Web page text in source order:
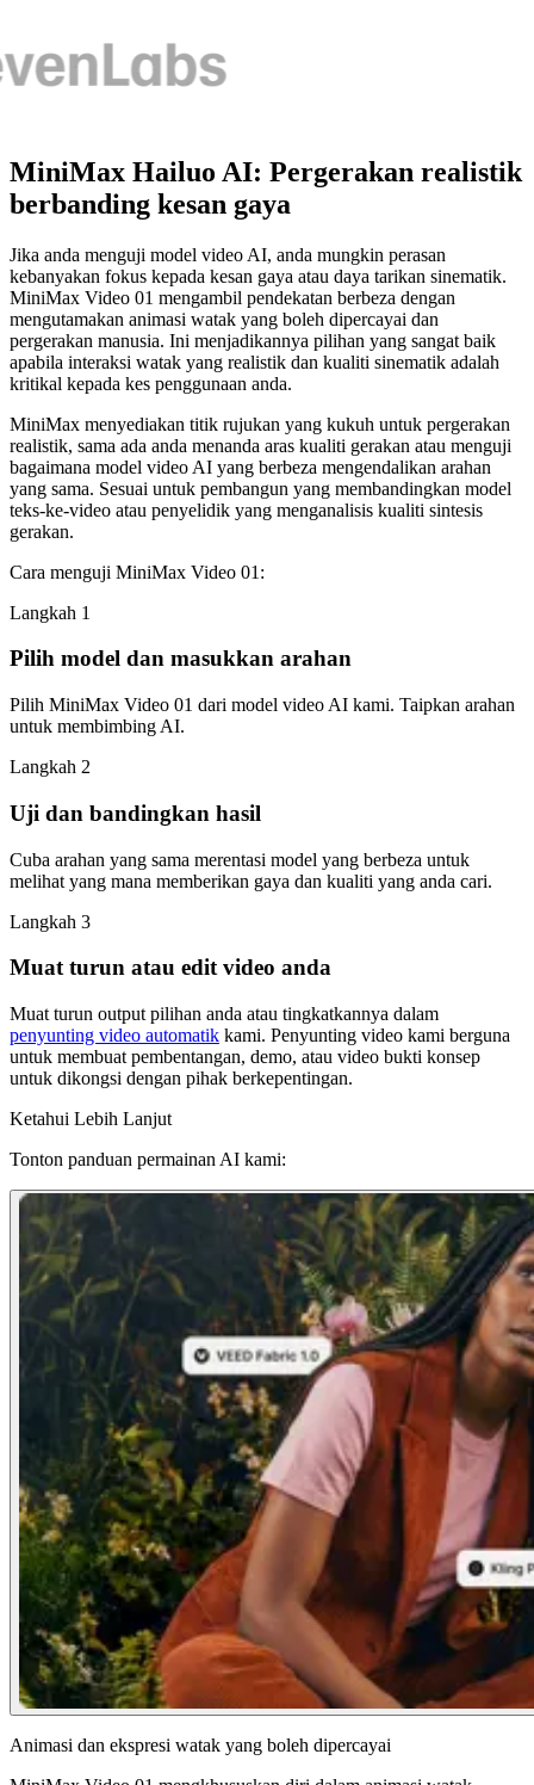
MiniMax Hailuo AI: Pergerakan realistik
berbanding kesan gaya
Jika anda menguji model video AI, anda mungkin perasan
kebanyakan fokus kepada kesan gaya atau daya tarikan sinematik.
MiniMax Video 01 mengambil pendekatan berbeza dengan
mengutamakan animasi watak yang boleh dipercayai dan
pergerakan manusia. Ini menjadikannya pilihan yang sangat baik
apabila interaksi watak yang realistik dan kualiti sinematik adalah
kritikal kepada kes penggunaan anda.
MiniMax menyediakan titik rujukan yang kukuh untuk pergerakan
realistik, sama ada anda menanda aras kualiti gerakan atau menguji
bagaimana model video AI yang berbeza mengendalikan arahan
yang sama. Sesuai untuk pembangun yang membandingkan model
teks-ke-video atau penyelidik yang menganalisis kualiti sintesis
gerakan.
Cara menguji MiniMax Video 01:
Langkah 1
Pilih model dan masukkan arahan
Pilih MiniMax Video 01 dari model video AI kami. Taipkan arahan
untuk membimbing AI.
Langkah 2
Uji dan bandingkan hasil
Cuba arahan yang sama merentasi model yang berbeza untuk
melihat yang mana memberikan gaya dan kualiti yang anda cari.
Langkah 3
Muat turun atau edit video anda
Muat turun output pilihan anda atau tingkatkannya dalam
penyunting video automatik kami. Penyunting video kami berguna
untuk membuat pembentangan, demo, atau video bukti konsep
untuk dikongsi dengan pihak berkepentingan.
Ketahui Lebih Lanjut
Tonton panduan permainan AI kami:
Animasi dan ekspresi watak yang boleh dipercayai